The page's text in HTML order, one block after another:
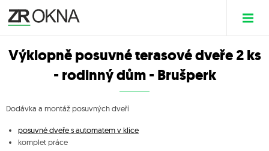
Výklopně posuvné terasové dveře 2 ks
- rodinný dům - Brušperk
Dodávka a montáž posuvných dveří
posuvné dveře s automatem v klice
komplet práce